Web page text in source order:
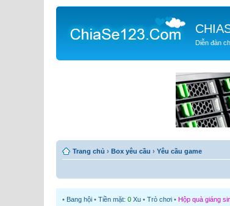
Diễn đàn
Trang chủ › Box yêu cầu › Yêu cầu game
• Bang hội • Tiền mặt: 0 Xu • Trò chơi • Hộp quà giáng